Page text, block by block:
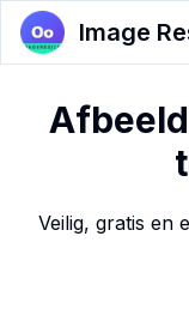
Image
Veilig, gratis en